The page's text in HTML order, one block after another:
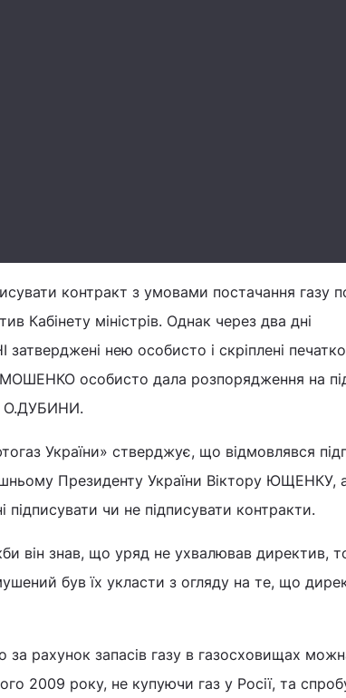
контракт з умовами постачання газу
Кабінету міністрів. Однак через два дні
нею особисто і скріплені
особисто дала розпорядження на
О.ДУБИНИ.
України» стверджує, що відмовлявся
Президенту України Віктору ЮЩЕНКУ,
підписувати чи не підписувати контракти.
він знав, що уряд не ухвалював директив,
був їх укласти з огляду на те, що
рахунок запасів газу в газосховищах
2009 року, не купуючи газ у Росії, та